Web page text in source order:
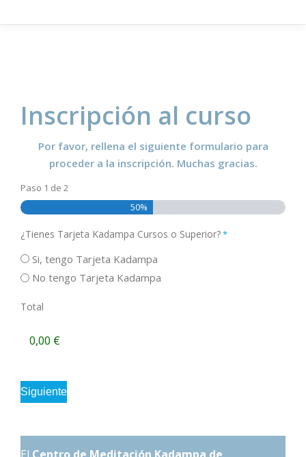
Inscripción al curso
Por favor, rellena el siguiente formulario para
proceder a la inscripción. Muchas gracias.
Paso 1 de 2
50%
¿Tienes Tarjeta Kadampa Cursos o Superior?*
Si, tengo Tarjeta Kadampa
No tengo Tarjeta Kadampa
Total